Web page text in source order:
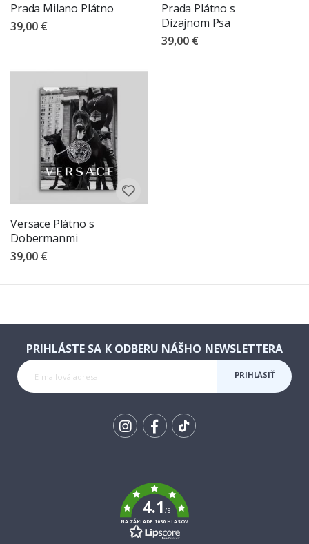
Prada Milano Plátno
39,00 €
Prada Plátno s
Dizajnom Psa
39,00 €
Versace Plátno s
Dobermanmi
39,00 €
PRIHLÁSTE SA K ODBERU NÁŠHO NEWSLETTERA
PRIHLÁSIŤ
4.1/5
NA ZÁKLADE 1030 HLASOV